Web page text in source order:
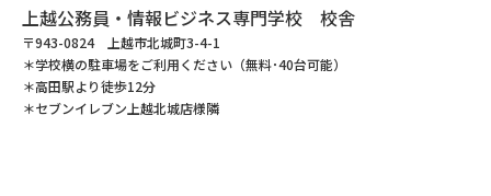
上越公務員・情報ビジネス専門学校 校舎
〒943-0824 上越市北城町3-4-1
＊学校横の駐車場をご利用ください（無料･40台可能）
＊高田駅より徒歩12分
＊セブンイレブン上越北城店様隣